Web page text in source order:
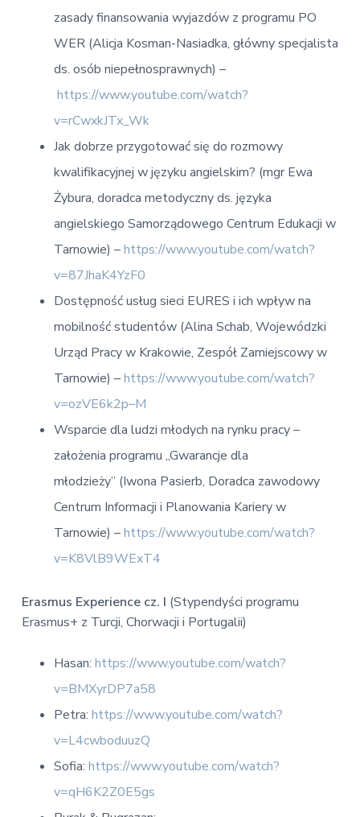
zasady finansowania wyjazdów z programu PO
WER (Alicja Kosman-Nasiadka, główny specjalista
ds. osób niepełnosprawnych) –
https://www.youtube.com/watch?
v=rCwxkJTx_Wk
Jak dobrze przygotować się do rozmowy
kwalifikacyjnej w języku angielskim? (mgr Ewa
Żybura, doradca metodyczny ds. języka
angielskiego Samorządowego Centrum Edukacji w
Tarnowie) –https://www.youtube.com/watch?
v=87JhaK4YzF0
Dostępność usług sieci EURES i ich wpływ na
mobilność studentów (Alina Schab, Wojewódzki
Urząd Pracy w Krakowie, Zespół Zamiejscowy w
Tarnowie) –https://www.youtube.com/watch?
v=ozVE6k2p–M
Wsparcie dla ludzi młodych na rynku pracy –
założenia programu „Gwarancje dla
młodzieży” (Iwona Pasierb, Doradca zawodowy
Centrum Informacji i Planowania Kariery w
Tarnowie) –https://www.youtube.com/watch?
v=K8VlB9WExT4
Erasmus Experience cz. I (Stypendyści programu
Erasmus+ z Turcji, Chorwacji i Portugalii)
Hasan: https://www.youtube.com/watch?
v=BMXyrDP7a58
Petra: https://www.youtube.com/watch?
v=L4cwboduuzQ
Sofia: https://www.youtube.com/watch?
v=qH6K2Z0E5gs